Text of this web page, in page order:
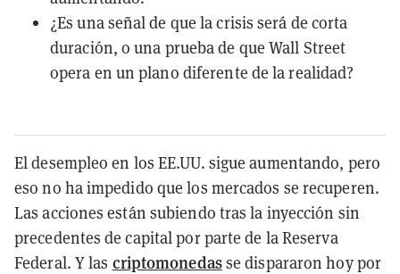
¿Es una señal de que la crisis será de corta
duración, o una prueba de que Wall Street
opera en un plano diferente de la realidad?
El desempleo en los EE.UU. sigue aumentando, pero
eso no ha impedido que los mercados se recuperen.
Las acciones están subiendo tras la inyección sin
precedentes de capital por parte de la Reserva
Federal. Y las criptomonedasse dispararon hoy por